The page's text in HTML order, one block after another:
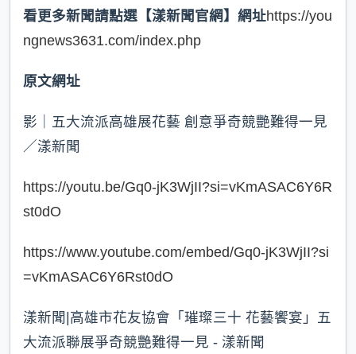
看更多新聞請點選【漾新聞官網】網址https://you
ngnews3631.com/index.php
原文網址
影｜五大流派高雄展花藝 創意爭奇競艷難得一見
／漾新聞
https://youtu.be/Gq0-jK3WjII?si=vKmASAC6Y6R
st0dO
https://www.youtube.com/embed/Gq0-jK3WjII?si
=vKmASAC6Y6Rst0dO
漾新聞|高雄市花友協會「璀璨三十 花藝饗宴」五
大流派聯展爭奇競艷難得一見 - 漾新聞